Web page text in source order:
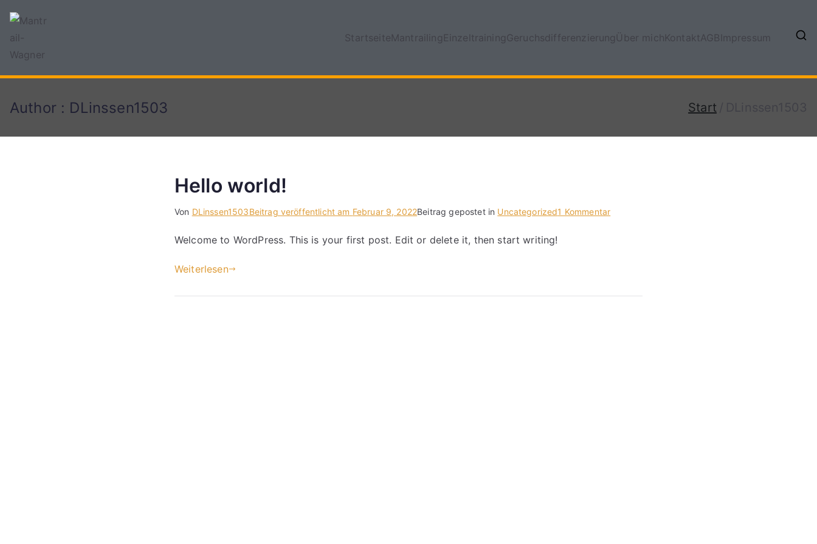
StartseiteMantrailing EinzeltrainingGeruchsdifferenzierung Über michKontaktAGB Impressum
Author : DLinssen1503 Start
Hello world!
Von DLinssen1503Beitrag veröffentlicht am Februar 9, 2022Beitrag gepostet in Uncategorized1 Kommentar
Welcome to WordPress. This is your first post. Edit or delete it, then start writing!
Weiterlesen